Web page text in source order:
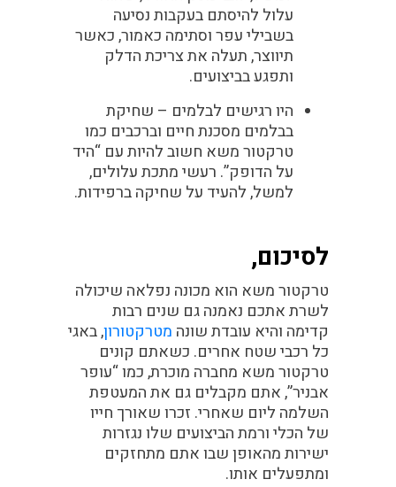
עלול להיסתם בעקבות נסיעה
בשבילי עפר וסתימה כאמור, כאשר
תיווצר, תעלה את צריכת הדלק
ותפגע בביצועים.
היו רגישים לבלמים – שחיקת
בבלמים מסכנת חיים וברכבים כמו
טרקטור משא חשוב להיות עם “היד
על הדופק”. רעשי מתכת עלולים,
למשל, להעיד על שחיקה ברפידות.
לסיכום,
טרקטור משא הוא מכונה נפלאה שיכולה
לשרת אתכם נאמנה גם שנים רבות
קדימה והיא עובדת שונה מטרקטורון, באגי
כל רכבי שטח אחרים. כשאתם קונים
טרקטור משא מחברה מוכרת, כמו “עופר
אבניר”, אתם מקבלים גם את המעטפת
השלמה ליום שאחרי. זכרו שאורך חייו
של הכלי ורמת הביצועים שלו נגזרות
ישירות מהאופן שבו אתם מתחזקים
ומתפעלים אותו.